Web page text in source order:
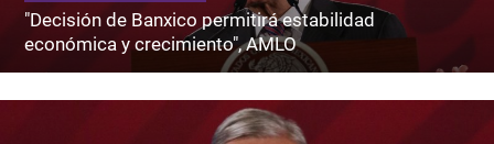
"Decisión de Banxico permitirá estabilidad
económica y crecimiento", AMLO